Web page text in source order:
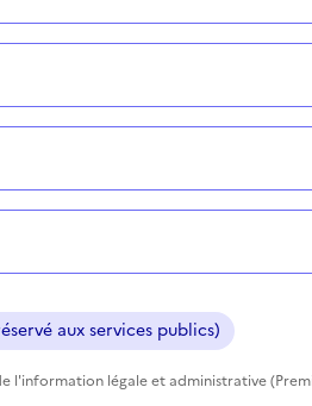
aux services publics)
l'information légale et administrative